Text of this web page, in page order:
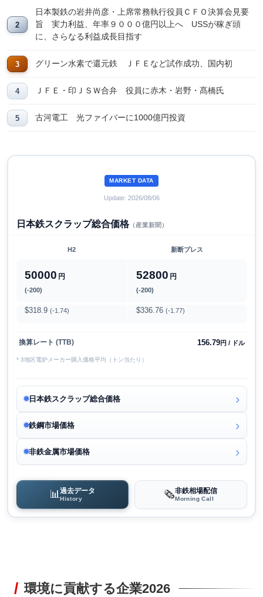
日本製鉄の岩井尚彦・上席常務執行役員ＣＦＯ決算会見要
旨 実力利益、年率９０００億円以上へ USSが稼ぎ頭
に、さらなる利益成長目指す
グリーン水素で還元鉄 ＪＦＥなど試作成功、国内初
ＪＦＥ・印ＪＳＷ合弁 役員に赤木・岩野・髙橋氏
古河電工 光ファイバーに1000億円投資
MARKET DATA
Update: 2026/08/06
日本鉄スクラップ総合価格（産業新聞）
H2 新断プレス
50000 円
(-200)
52800 円
(-200)
$318.9 (-1.74) $336.76 (-1.77)
換算レート (TTB) 156.79円 / ドル
* 3地区電炉メーカー購入価格平均（トン当たり）
日本鉄スクラップ総合価格
鉄鋼市場価格
非鉄金属市場価格
📊過去データ
History 🗞️非鉄相場配信
Morning Call
環境に貢献する企業2026